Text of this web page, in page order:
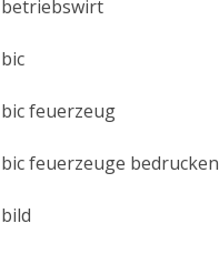
betriebswirt
bic
bic feuerzeug
bic feuerzeuge bedrucken
bild